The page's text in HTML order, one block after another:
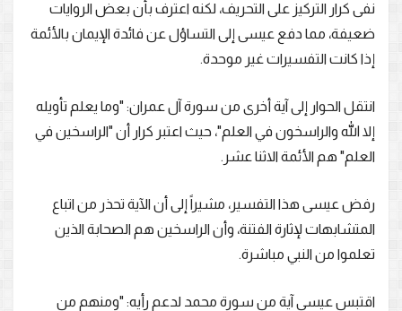
نفى كرار التركيز على التحريف، لكنه اعترف بأن بعض الروايات
ضعيفة، مما دفع عيسى إلى التساؤل عن فائدة الإيمان بالأئمة
إذا كانت التفسيرات غير موحدة.
انتقل الحوار إلى آية أخرى من سورة آل عمران: "وما يعلم تأويله
إلا الله والراسخون في العلم"، حيث اعتبر كرار أن "الراسخين في
العلم" هم الأئمة الاثنا عشر.
رفض عيسى هذا التفسير، مشيراً إلى أن الآية تحذر من اتباع
المتشابهات لإثارة الفتنة، وأن الراسخين هم الصحابة الذين
تعلموا من النبي مباشرة.
اقتبس عيسى آية من سورة محمد لدعم رأيه: "ومنهم من